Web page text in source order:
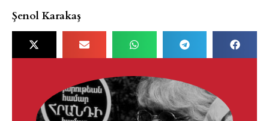
Şenol Karakaş